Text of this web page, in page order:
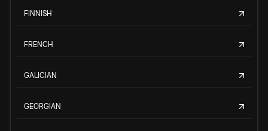
FINNISH
FRENCH
GALICIAN
GEORGIAN